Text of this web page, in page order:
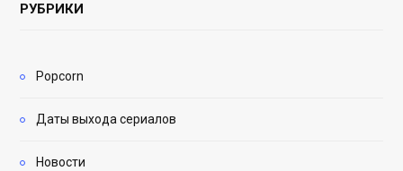
РУБРИКИ
Popcorn
Даты выхода сериалов
Новости